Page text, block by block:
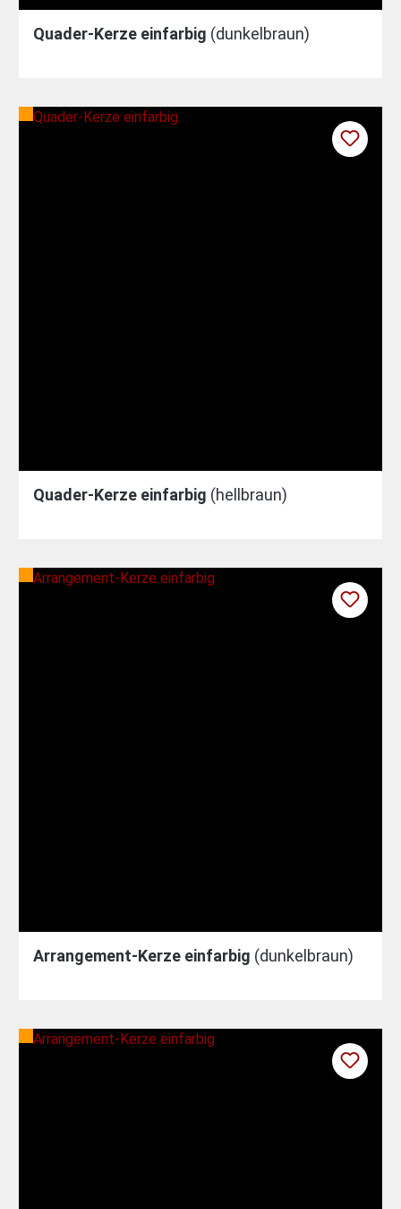
Quader-Kerze einfarbig (dunkelbraun)
Quader-Kerze einfarbig (hellbraun)
Arrangement-Kerze einfarbig (dunkelbraun)